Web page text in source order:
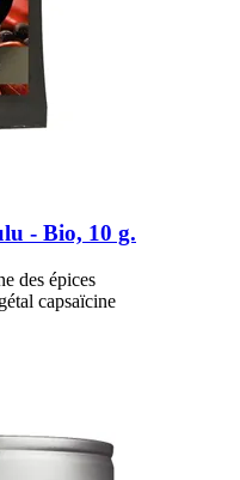
-​ Bio, 10 g.
des épices
capsaïcine